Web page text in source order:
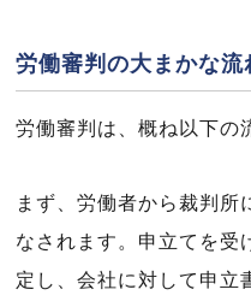
労働審判の大まかな流
労働審判は、概ね以下の
まず、労働者から裁判所
なされます。申立てを受
定し、会社に対して申立